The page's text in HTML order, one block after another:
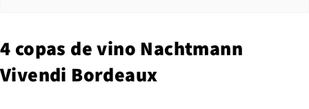
4 copas de vino Nachtmann
Vivendi Bordeaux